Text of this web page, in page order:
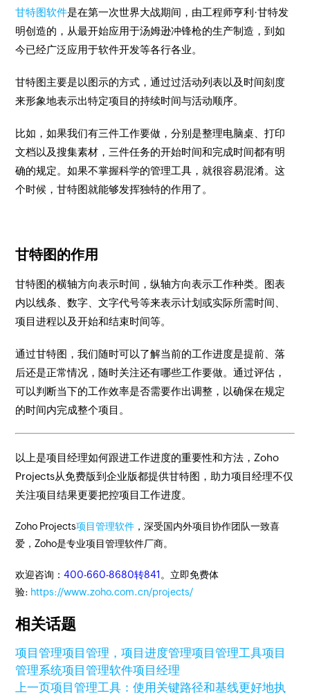
甘特图软件是在第一次世界大战期间，由工程师亨利·甘特发
明创造的，从最开始应用于汤姆逊冲锋枪的生产制造，到如
今已经广泛应用于软件开发等各行各业。
甘特图主要是以图示的方式，通过过活动列表以及时间刻度
来形象地表示出特定项目的持续时间与活动顺序。
比如，如果我们有三件工作要做，分别是整理电脑桌、打印
文档以及搜集素材，三件任务的开始时间和完成时间都有明
确的规定。如果不掌握科学的管理工具，就很容易混淆。这
个时候，甘特图就能够发挥独特的作用了。
甘特图的作用
甘特图的横轴方向表示时间，纵轴方向表示工作种类。图表
内以线条、数字、文字代号等来表示计划或实际所需时间、
项目进程以及开始和结束时间等。
通过甘特图，我们随时可以了解当前的工作进度是提前、落
后还是正常情况，随时关注还有哪些工作要做。通过评估，
可以判断当下的工作效率是否需要作出调整，以确保在规定
的时间内完成整个项目。
以上是项目经理如何跟进工作进度的重要性和方法，Zoho
Projects从免费版到企业版都提供甘特图，助力项目经理不仅
关注项目结果更要把控项目工作进度。
Zoho Projects项目管理软件 ，深受国内外项目协作团队一致喜
爱，Zoho是专业项目管理软件厂商。
欢迎咨询：400-660-8680转841 。立即免费体
验: https://www.zoho.com.cn/projects/
相关话题
项目管理项目管理，项目进度管理项目管理工具项目
管理系统项目管理软件项目经理
上一页项目管理工具：使用关键路径和基线更好地执